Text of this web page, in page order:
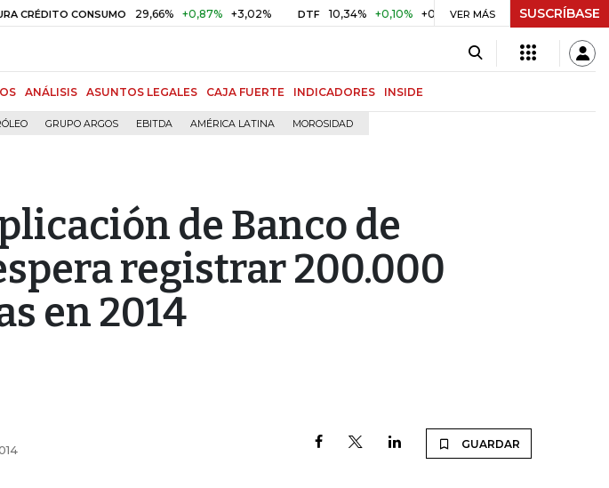
CONSUMO 29,66% +0,87% +3,02% DTF 10,34% +0,10% +0,98% UVR $ 416,86 +$ 0,05 +0,01%
VER MÁS SUSCRÍBASE
ANÁLISIS ASUNTOS LEGALES CAJA FUERTE INDICADORES INSIDE
GRUPO ARGOS EBITDA AMÉRICA LATINA MOROSIDAD
de Banco de
registrar 200.000
en 2014
GUARDAR